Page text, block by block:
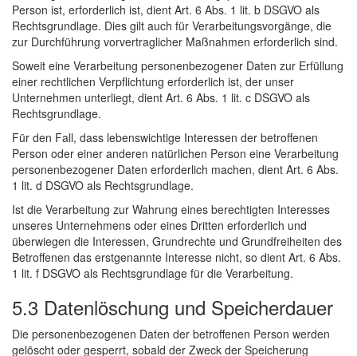
Person ist, erforderlich ist, dient Art. 6 Abs. 1 lit. b DSGVO als
Rechtsgrundlage. Dies gilt auch für Verarbeitungsvorgänge, die
zur Durchführung vorvertraglicher Maßnahmen erforderlich sind.
Soweit eine Verarbeitung personenbezogener Daten zur Erfüllung
einer rechtlichen Verpflichtung erforderlich ist, der unser
Unternehmen unterliegt, dient Art. 6 Abs. 1 lit. c DSGVO als
Rechtsgrundlage.
Für den Fall, dass lebenswichtige Interessen der betroffenen
Person oder einer anderen natürlichen Person eine Verarbeitung
personenbezogener Daten erforderlich machen, dient Art. 6 Abs.
1 lit. d DSGVO als Rechtsgrundlage.
Ist die Verarbeitung zur Wahrung eines berechtigten Interesses
unseres Unternehmens oder eines Dritten erforderlich und
überwiegen die Interessen, Grundrechte und Grundfreiheiten des
Betroffenen das erstgenannte Interesse nicht, so dient Art. 6 Abs.
1 lit. f DSGVO als Rechtsgrundlage für die Verarbeitung.
5.3 Datenlöschung und Speicherdauer
Die personenbezogenen Daten der betroffenen Person werden
gelöscht oder gesperrt, sobald der Zweck der Speicherung